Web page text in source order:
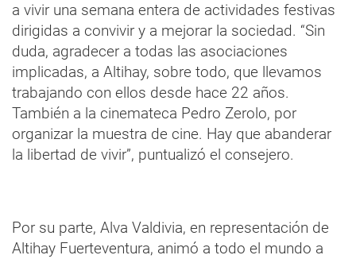
a vivir una semana entera de actividades festivas
dirigidas a convivir y a mejorar la sociedad. “Sin
duda, agradecer a todas las asociaciones
implicadas, a Altihay, sobre todo, que llevamos
trabajando con ellos desde hace 22 años.
También a la cinemateca Pedro Zerolo, por
organizar la muestra de cine. Hay que abanderar
la libertad de vivir”, puntualizó el consejero.
Por su parte, Alva Valdivia, en representación de
Altihay Fuerteventura, animó a todo el mundo a